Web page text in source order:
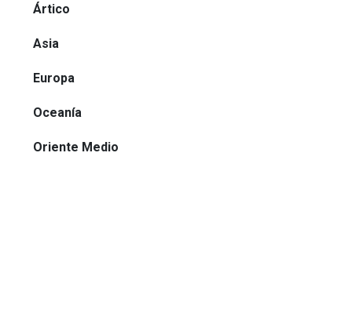
Ártico
Asia
Europa
Oceanía
Oriente Medio